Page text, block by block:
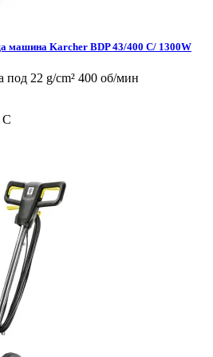
машина Karcher BDP 43/400 C/ 1300W
22 g/cm² 400 об/мин